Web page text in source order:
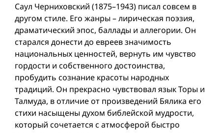
Саул Черниховский (1875–1943) писал совсем в
другом стиле. Его жанры – лирическая поэзия,
драматический эпос, баллады и аллегории. Он
старался донести до евреев значимость
национальных ценностей, вернуть им чувство
гордости и собственного достоинства,
пробудить сознание красоты народных
традиций. Он прекрасно чувствовал язык Торы и
Талмуда, в отличие от произведений Бялика его
стихи насыщены духом библейской мудрости,
который сочетается с атмосферой быстро